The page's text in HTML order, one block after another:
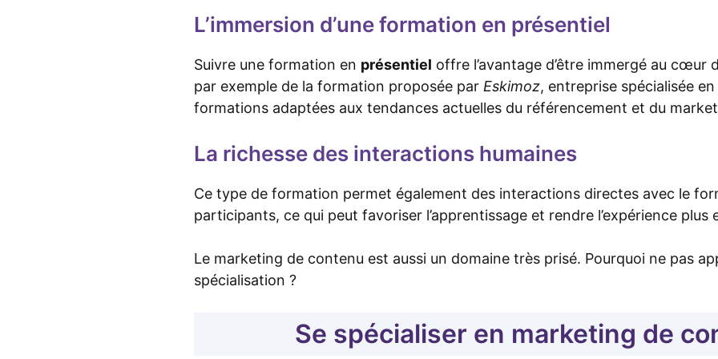
L’immersion d’une formation en présentiel
Suivre une formation en présentiel offre l’avantage d’être immergé au cœur
par exemple de la formation proposée par Eskimoz, entreprise spécialisée
formations adaptées aux tendances actuelles du référencement et du
La richesse des interactions humaines
Ce type de formation permet également des interactions directes avec le
participants, ce qui peut favoriser l’apprentissage et rendre l’expérience plus
Le marketing de contenu est aussi un domaine très prisé. Pourquoi ne pas
spécialisation ?
Se spécialiser en marketing de